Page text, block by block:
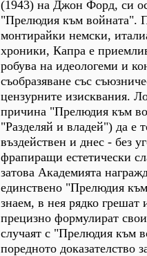
(1943) на Джон Форд, си
"Прелюдия към войната".
монтирайки немски,
хроники, Капра е
робува на идеологеми и
съобразяване със
цензурните изисквания.
причина "Прелюдия към
"Разделяй и владей") да е
въздействен и днес - без
фрапиращи естетически
затова Академията
единствено "Прелюдия
знаем, в нея рядко грешат
прецизно формулират
случаят с "Прелюдия към
поредното доказателство